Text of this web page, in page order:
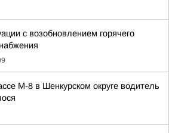
с возобновлением горячего
М-8 в Шенкурском округе водитель